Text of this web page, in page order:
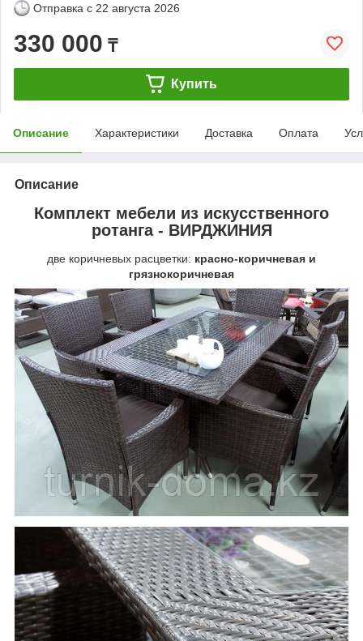
Отправка с 22 августа 2026
330 000 ₸
Купить
Описание Характеристики Доставка Оплата
Описание
Комплект мебели из искусственного
ротанга - ВИРДЖИНИЯ
две коричневых расцветки: красно-коричневая и
грязнокоричневая